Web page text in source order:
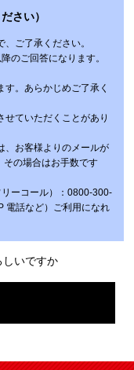
さい）
、ご了承ください。
のご回答になります。
。あらかじめご了承く
せていただくことがあり
、お客様よりのメールが
その場合はお手数です
ーコール）：0800-300-
話など）ご利⽤になれ
しいですか